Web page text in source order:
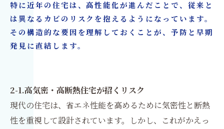
特に近年の住宅は、高性能化が進んだことで、従来と
は異なるカビのリスクを抱えるようになっています。
その構造的な要因を理解しておくことが、予防と早期
発見に直結します。
2-1.高気密・高断熱住宅が招くリスク
現代の住宅は、省エネ性能を高めるために気密性と断熱
性を重視して設計されています。しかし、これがかえっ